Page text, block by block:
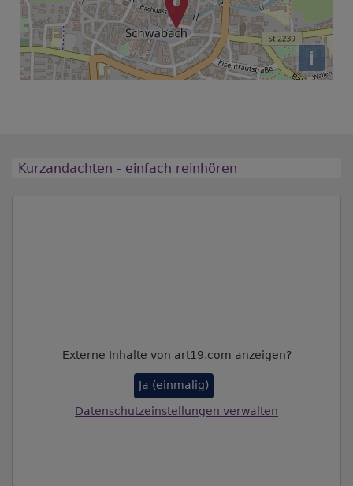
i
Kurzandachten - einfach reinhören
Externe Inhalte von art19.com anzeigen?
Ja (einmalig)
Datenschutzeinstellungen verwalten